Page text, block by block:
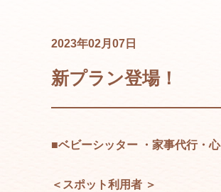
2023年02月07日
新プラン登場！
■ベビーシッター ・家事代行・
＜スポット利用者 ＞